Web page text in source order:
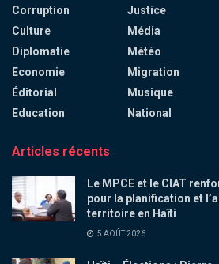
Corruption
Culture
Diplomatie
Economie
Éditorial
Education
Justice
Média
Météo
Migration
Musique
National
Articles récents
Le MPCE et le CIAT
pour la planification et
territoire en Haïti
5 AOÛT 2026